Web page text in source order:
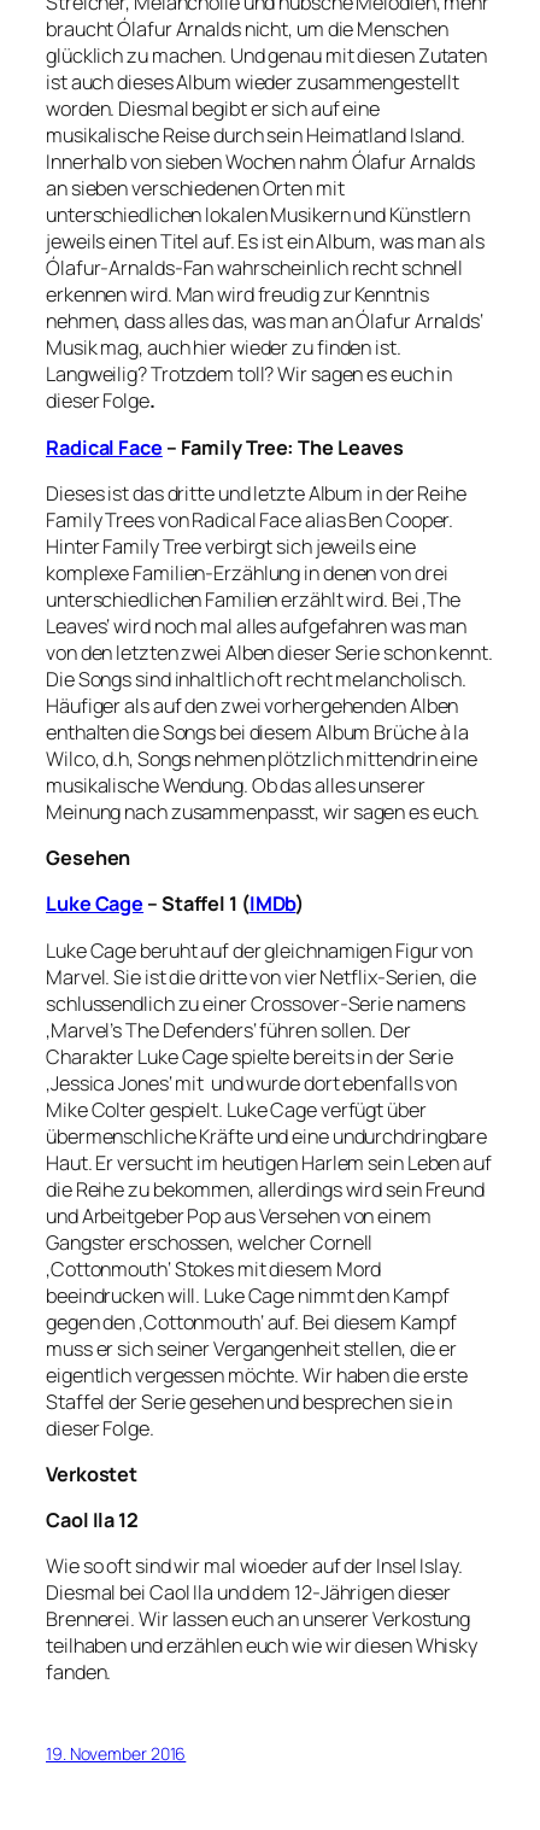
braucht Ólafur Arnalds nicht, um die Menschen
glücklich zu machen. Und genau mit diesen Zutaten
ist auch dieses Album wieder zusammengestellt
worden. Diesmal begibt er sich auf eine
musikalische Reise durch sein Heimatland Island.
Innerhalb von sieben Wochen nahm Ólafur Arnalds
an sieben verschiedenen Orten mit
unterschiedlichen lokalen Musikern und Künstlern
jeweils einen Titel auf. Es ist ein Album, was man als
Ólafur-Arnalds-Fan wahrscheinlich recht schnell
erkennen wird. Man wird freudig zur Kenntnis
nehmen, dass alles das, was man an Ólafur Arnalds‘
Musik mag, auch hier wieder zu finden ist.
Langweilig? Trotzdem toll? Wir sagen es euch in
dieser Folge.
Radical Face – Family Tree: The Leaves
Dieses ist das dritte und letzte Album in der Reihe
Family Trees von Radical Face alias Ben Cooper.
Hinter Family Tree verbirgt sich jeweils eine
komplexe Familien-Erzählung in denen von drei
unterschiedlichen Familien erzählt wird. Bei ‚The
Leaves‘ wird noch mal alles aufgefahren was man
von den letzten zwei Alben dieser Serie schon kennt.
Die Songs sind inhaltlich oft recht melancholisch.
Häufiger als auf den zwei vorhergehenden Alben
enthalten die Songs bei diesem Album Brüche à la
Wilco, d.h, Songs nehmen plötzlich mittendrin eine
musikalische Wendung. Ob das alles unserer
Meinung nach zusammenpasst, wir sagen es euch.
Gesehen
Luke Cage – Staffel 1 (IMDb)
Luke Cage beruht auf der gleichnamigen Figur von
Marvel. Sie ist die dritte von vier Netflix-Serien, die
schlussendlich zu einer Crossover-Serie namens
‚Marvel’s The Defenders‘ führen sollen. Der
Charakter Luke Cage spielte bereits in der Serie
‚Jessica Jones‘ mit und wurde dort ebenfalls von
Mike Colter gespielt. Luke Cage verfügt über
übermenschliche Kräfte und eine undurchdringbare
Haut. Er versucht im heutigen Harlem sein Leben auf
die Reihe zu bekommen, allerdings wird sein Freund
und Arbeitgeber Pop aus Versehen von einem
Gangster erschossen, welcher Cornell
‚Cottonmouth‘ Stokes mit diesem Mord
beeindrucken will. Luke Cage nimmt den Kampf
gegen den ‚Cottonmouth‘ auf. Bei diesem Kampf
muss er sich seiner Vergangenheit stellen, die er
eigentlich vergessen möchte. Wir haben die erste
Staffel der Serie gesehen und besprechen sie in
dieser Folge.
Verkostet
Caol Ila 12
Wie so oft sind wir mal wioeder auf der Insel Islay.
Diesmal bei Caol Ila und dem 12-Jährigen dieser
Brennerei. Wir lassen euch an unserer Verkostung
teilhaben und erzählen euch wie wir diesen Whisky
fanden.
19. November 2016